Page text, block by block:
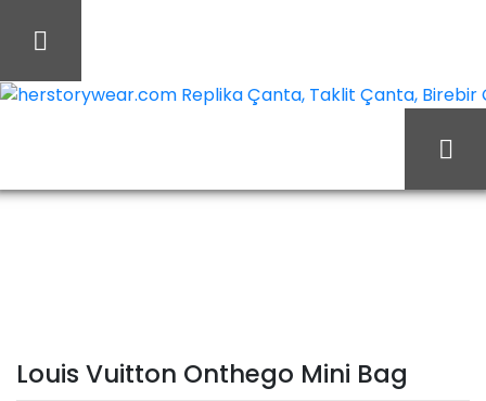
Mini Bag
Louis Vuitton Onthego Mini Bag